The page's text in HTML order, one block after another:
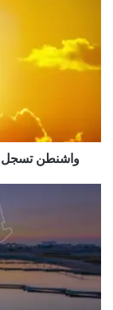
أكثر
عيد
تاريخها
واشنطن تسجل
حققت
خفضا
بنحو
2.5